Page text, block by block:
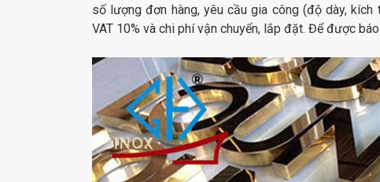
số lượng đơn hàng, yêu cầu gia công (độ dày,
VAT 10% và chi phí vận chuyển, lắp đặt. Để được